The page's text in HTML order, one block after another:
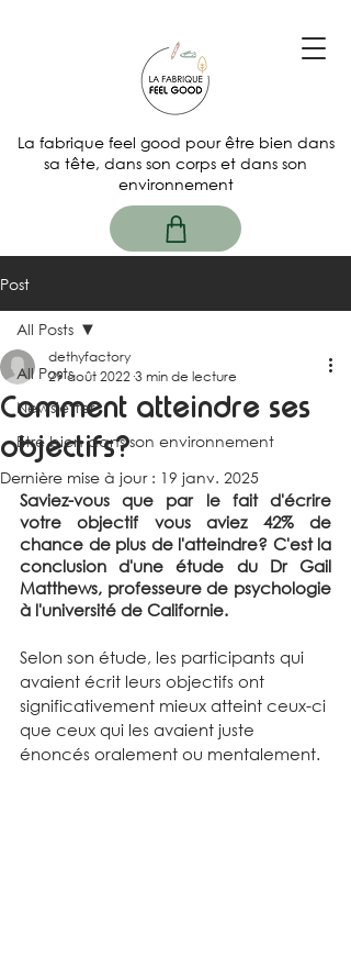
La fabrique feel good pour être bien dans
sa tête, dans son corps et dans son
environnement
Post
All Posts
Newsletter
Etre bien dans son environnement
All Posts
Comment atteindre ses
objectifs?
dethyfactory
29 août 2022 3 min de lecture
Dernière mise à jour : 19 janv. 2025
Saviez-vous que par le fait d'écrire
votre objectif vous aviez 42% de
chance de plus de l'atteindre? C'est la
conclusion d'une étude du Dr Gail
Matthews, professeure de psychologie
à l'université de Californie.
Selon son étude, les participants qui
avaient écrit leurs objectifs ont
significativement mieux atteint ceux-ci
que ceux qui les avaient juste
énoncés oralement ou mentalement.